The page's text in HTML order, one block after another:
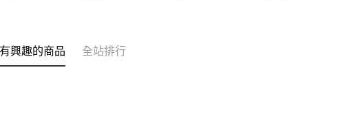
興趣的商品 全站排行